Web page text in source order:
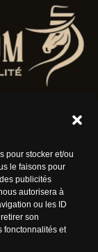
pour stocker et/ou
le faisons pour
publicités
autorisera à
ou les ID
son
fonctonnalités et